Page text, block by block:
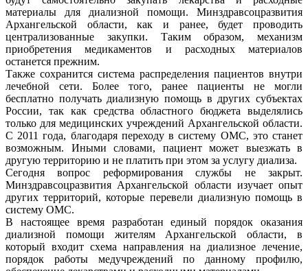
материалы для диализной помощи. Минздравсоцразвития
Архангельской области, как и ранее, будет проводить
централизованные закупки. Таким образом, механизм
приобретения медикаментов и расходных материалов
останется прежним.
Также сохранится система распределения пациентов внутри
лечебной сети. Более того, ранее пациенты не могли
бесплатно получать диализную помощь в других субъектах
России, так как средства областного бюджета выделялись
только для медицинских учреждений Архангельской области.
С 2011 года, благодаря переходу в систему ОМС, это станет
возможным. Иными словами, пациент может выезжать в
другую территорию и не платить при этом за услугу диализа.
Сегодня вопрос реформирования службы не закрыт.
Минздравсоцразвития Архангельской области изучает опыт
других территорий, которые перевели диализную помощь в
систему ОМС.
В настоящее время разработан единый порядок оказания
диализной помощи жителям Архангельской области, в
который входит схема направления на диализное лечение,
порядок работы медучреждений по данному профилю,